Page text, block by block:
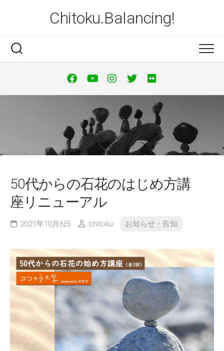
Chitoku.Balancing!
50代からの石花のはじめ方講
座リニューアル
2021年10月6日 chitoku お知らせ・告知